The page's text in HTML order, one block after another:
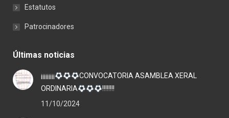
Estatutos
Patrocinadores
Últimas noticias
¡¡¡¡¡¡¡¡¡
CONVOCATORIA ASAMBLEA XERAL
ORDINARIA
!!!!!!!!
11/10/2024